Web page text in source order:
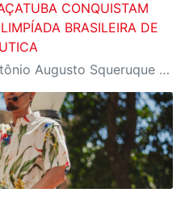
CONQUISTAM
BRASILEIRA DE
Pedro Oliveira Santos e Antônio Augusto Squeruque Blanco destacaram-se entre mais de 1,6 milhão de participantes da OBA 2026, reforçando o compromisso da instituição com uma educação de excelência, que desenvolve competências essenciais para o futuro da indústria e da sociedade.